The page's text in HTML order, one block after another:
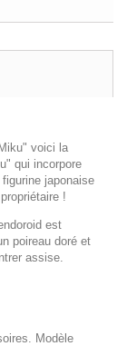
voici la
qui incorpore
japonaise
!
est
poireau doré et
assise.
Modèle